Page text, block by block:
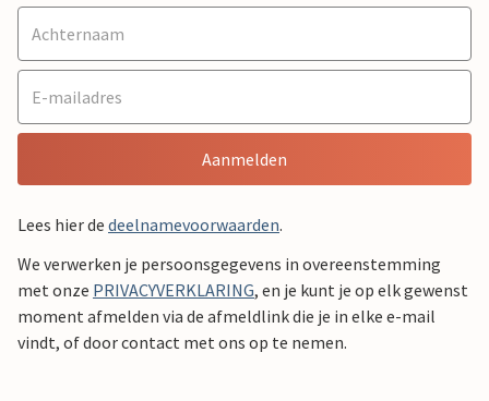
Aanmelden
Lees hier de deelnamevoorwaarden.
We verwerken je persoonsgegevens in overeenstemming
met onze PRIVACYVERKLARING, en je kunt je op elk gewenst
moment afmelden via de afmeldlink die je in elke e-mail
vindt, of door contact met ons op te nemen.